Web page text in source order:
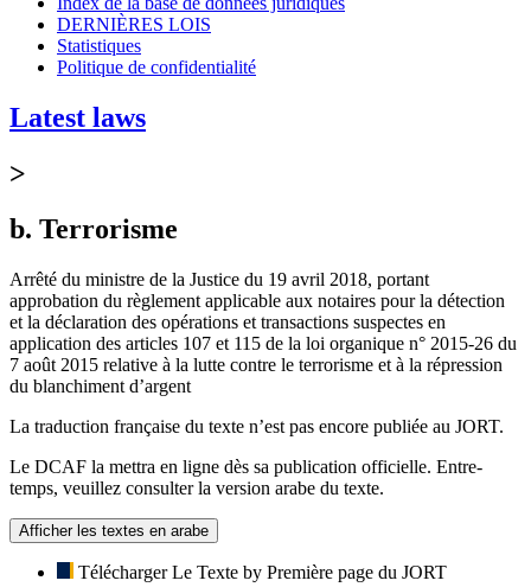
DERNIÈRES LOIS
Statistiques
Politique de confidentialité
Latest laws
>
b. Terrorisme
Arrêté du ministre de la Justice du 19 avril 2018, portant
approbation du règlement applicable aux notaires pour la détection
et la déclaration des opérations et transactions suspectes en
application des articles 107 et 115 de la loi organique n° 2015-26 du
7 août 2015 relative à la lutte contre le terrorisme et à la répression
du blanchiment d’argent
La traduction française du texte n’est pas encore publiée au JORT.
Le DCAF la mettra en ligne dès sa publication officielle. Entre-
temps, veuillez consulter la version arabe du texte.
Afficher les textes en arabe
Télécharger Le Texte by Première page du JORT